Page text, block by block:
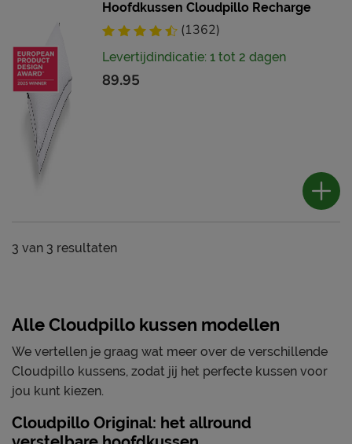
Hoofdkussen Cloudpillo Recharge
(1362)
Levertijdindicatie: 1 tot 2 dagen
89.95
3 van 3 resultaten
Alle Cloudpillo kussen modellen
We vertellen je graag wat meer over de verschillende
Cloudpillo kussens, zodat jij het perfecte kussen voor
jou kunt kiezen.
Cloudpillo Original: het allround